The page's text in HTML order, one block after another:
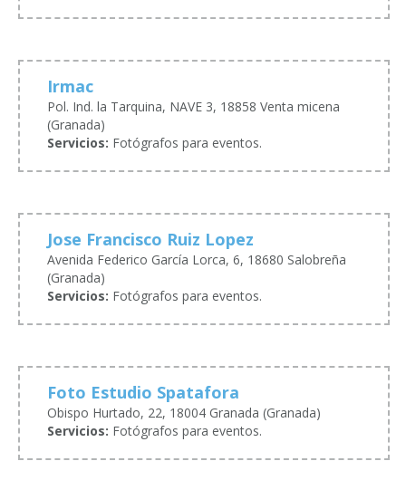
Irmac
Pol. Ind. la Tarquina, NAVE 3, 18858 Venta micena
(Granada)
Servicios: Fotógrafos para eventos.
Jose Francisco Ruiz Lopez
Avenida Federico García Lorca, 6, 18680 Salobreña
(Granada)
Servicios: Fotógrafos para eventos.
Foto Estudio Spatafora
Obispo Hurtado, 22, 18004 Granada (Granada)
Servicios: Fotógrafos para eventos.